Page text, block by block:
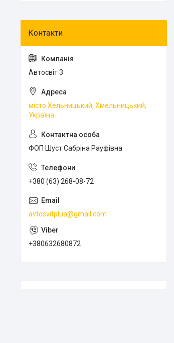
Автосвіт 3
місто Хельницький, Хмельницький,
Україна
ФОП Шуст Сабріна Рауфівна
+380 (63) 268-08-72
avtosvitplua@gmail.com
+380632680872